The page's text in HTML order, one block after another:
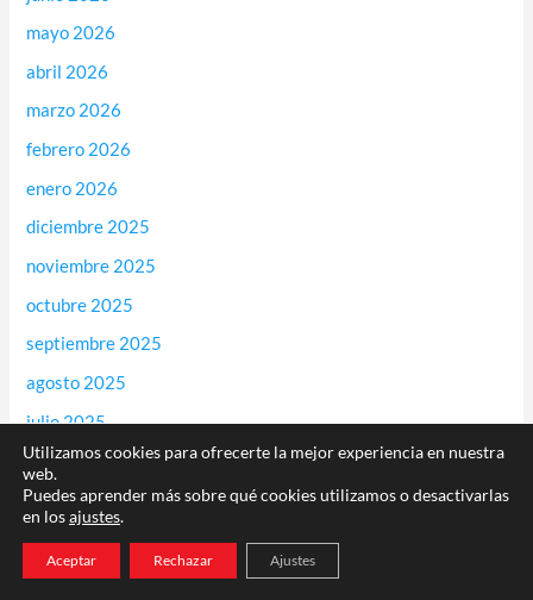
mayo 2026
abril 2026
marzo 2026
febrero 2026
enero 2026
diciembre 2025
noviembre 2025
octubre 2025
septiembre 2025
agosto 2025
julio 2025
noviembre 2024
octubre 2024
marzo 2024
diciembre 2023
Utilizamos cookies para ofrecerte la mejor experiencia en nuestra
web.
Puedes aprender más sobre qué cookies utilizamos o desactivarlas
en losajustes.
Aceptar Rechazar Ajustes